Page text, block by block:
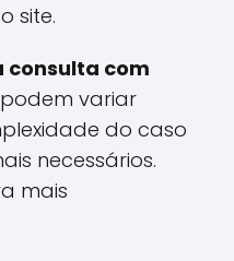
site.
consulta com
variar
do caso
necessários.
mais